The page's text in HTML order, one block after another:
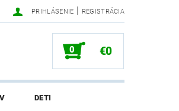
PRIHLÁSENIE | REGISTRÁCIA
0 €0
DETI